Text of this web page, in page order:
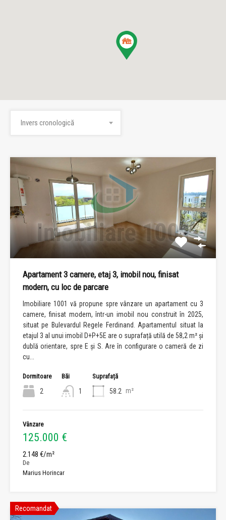
Invers cronologică
Apartament 3 camere, etaj 3, imobil nou, finisat
modern, cu loc de parcare
Imobiliare 1001 vă propune spre vânzare un apartament cu 3
camere, finisat modern, într-un imobil nou construit în 2025,
situat pe Bulevardul Regele Ferdinand. Apartamentul situat la
etajul 3 al unui imobil D+P+5E are o suprafață utilă de 58,2 m² și
dublă orientare, spre E și S. Are în configurare o cameră de zi
cu...
Dormitoare
2
Băi
1
Suprafață
58.2 m²
Vânzare
125.000 €
2.148 €/m²
De
Marius Horincar
Recomandat